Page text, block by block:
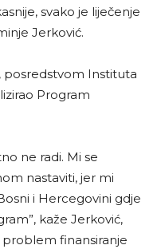
svako je liječenje
Jerković.
posredstvom Instituta
Program
ne radi. Mi se
nastaviti, jer mi
i Hercegovini gdje
kaže Jerković,
finansiranje